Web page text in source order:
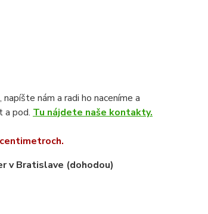
nám a radi ho naceníme a
a pod. Tu nájdete naše kontakty.
v Bratislave (dohodou)